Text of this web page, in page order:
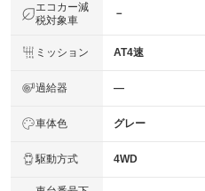
エコカー減
税対象車
－
ミッション AT4速
過給器 ―
車体色 グレー
駆動方式 4WD